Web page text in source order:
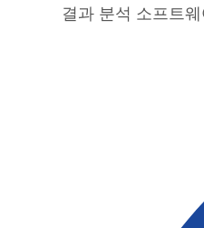
결과 분석 소프트